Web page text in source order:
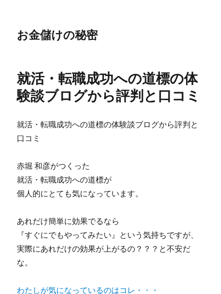
お金儲けの秘密
就活・転職成功への道標の体
験談ブログから評判と口コミ
就活・転職成功への道標の体験談ブログから評判と
口コミ
赤堀 和彦がつくった
就活・転職成功への道標が
個人的にとても気になっています。
あれだけ簡単に効果でるなら
『すぐにでもやってみたい』という気持ちですが、
実際にあれだけの効果が上がるの？？？と不安だ
な。
わたしが気になっているのはコレ・・・